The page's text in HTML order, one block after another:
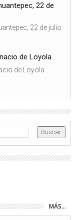
22 de
22 de julio
de Loyola
de Loyola
MÁS...